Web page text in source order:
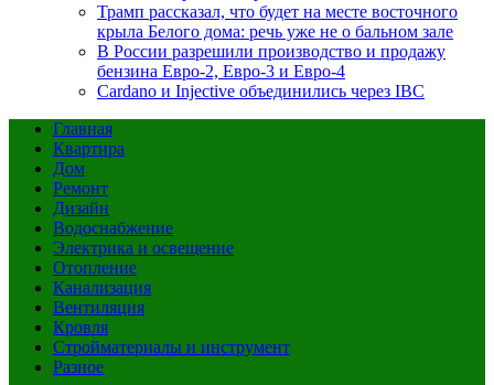
Трамп рассказал, что будет на месте восточного
крыла Белого дома: речь уже не о бальном зале
В России разрешили производство и продажу
бензина Евро-2, Евро-3 и Евро-4
Cardano и Injective объединились через IBC
Главная
Квартира
Дом
Ремонт
Дизайн
Водоснабжение
Электрика и освещение
Отопление
Канализация
Вентиляция
Кровля
Стройматериалы и инструмент
Разное